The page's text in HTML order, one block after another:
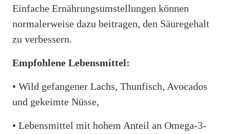
Einfache Ernährungsumstellungen können
normalerweise dazu beitragen, den Säuregehalt
zu verbessern.
Empfohlene Lebensmittel:
• Wild gefangener Lachs, Thunfisch, Avocados
und gekeimte Nüsse,
• Lebensmittel mit hohem Anteil an Omega-3-